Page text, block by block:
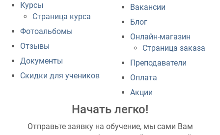
Курсы
Страница курса
Фотоальбомы
Отзывы
Документы
Скидки для учеников
Вакансии
Блог
Онлайн-магазин
Страница заказа
Преподаватели
Оплата
Акции
Начать легко!
Отправьте заявку на обучение, мы сами Вам